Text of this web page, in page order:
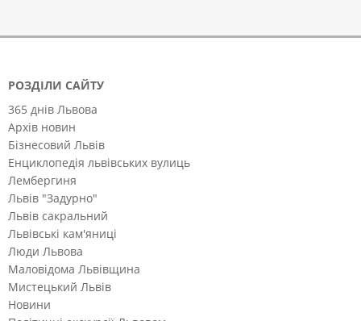
РОЗДІЛИ САЙТУ
365 днів Львова
Архів новин
Бізнесовий Львів
Енциклопедія львівських вулиць
Лембергиня
Львів "Задурно"
Львів сакральний
Львівські кам'яниці
Люди Львова
Маловідома Львівщина
Мистецький Львів
Новини